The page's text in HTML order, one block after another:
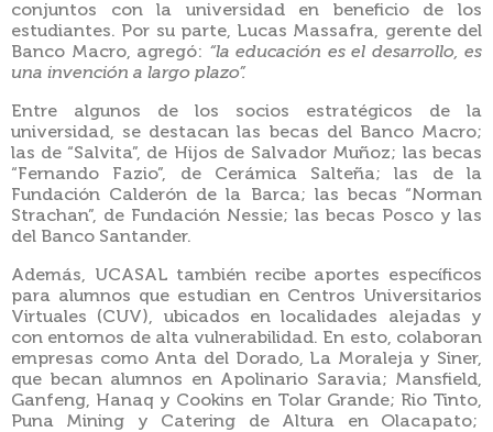
conjuntos con la universidad en beneficio de los
estudiantes. Por su parte, Lucas Massafra, gerente del
Banco Macro, agregó: “la educación es el desarrollo, es
una invención a largo plazo”.
Entre algunos de los socios estratégicos de la
universidad, se destacan las becas del Banco Macro;
las de “Salvita”, de Hijos de Salvador Muñoz; las becas
“Fernando Fazio”, de Cerámica Salteña; las de la
Fundación Calderón de la Barca; las becas “Norman
Strachan”, de Fundación Nessie; las becas Posco y las
del Banco Santander.
Además, UCASAL también recibe aportes específicos
para alumnos que estudian en Centros Universitarios
Virtuales (CUV), ubicados en localidades alejadas y
con entornos de alta vulnerabilidad. En esto, colaboran
empresas como Anta del Dorado, La Moraleja y Siner,
que becan alumnos en Apolinario Saravia; Mansfield,
Ganfeng, Hanaq y Cookins en Tolar Grande; Rio Tinto,
Puna Mining y Catering de Altura en Olacapato;